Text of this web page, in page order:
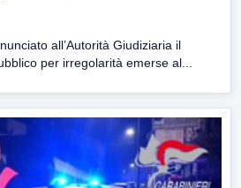
all’Autorità Giudiziaria il
per irregolarità emerse al...